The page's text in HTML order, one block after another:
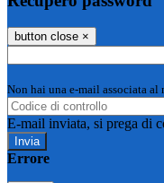
button close ×
Non hai una e-mail associata
E-mail inviata, si prega di
Errore